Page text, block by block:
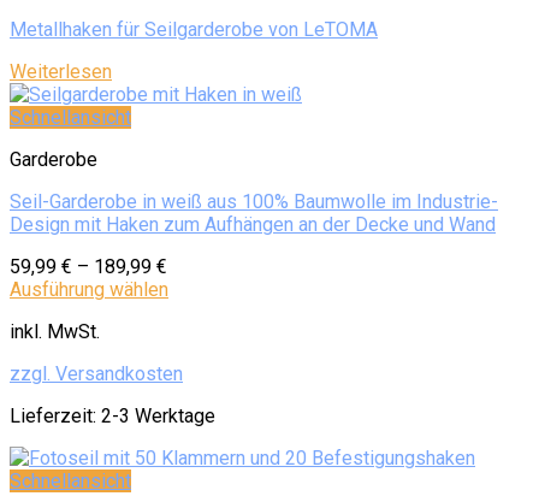
Metallhaken für Seilgarderobe von LeTOMA
Weiterlesen
Schnellansicht
Garderobe
Seil-Garderobe in weiß aus 100% Baumwolle im Industrie-
Design mit Haken zum Aufhängen an der Decke und Wand
59,99 € – 189,99 €
Ausführung wählen
inkl. MwSt.
zzgl. Versandkosten
Lieferzeit: 2-3 Werktage
Schnellansicht